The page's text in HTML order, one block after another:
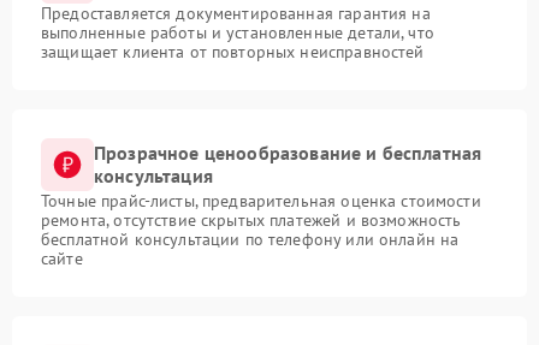
Предоставляется документированная гарантия на
выполненные работы и установленные детали, что
защищает клиента от повторных неисправностей
Прозрачное ценообразование и бесплатная
консультация
Точные прайс-листы, предварительная оценка стоимости
ремонта, отсутствие скрытых платежей и возможность
бесплатной консультации по телефону или онлайн на
сайте